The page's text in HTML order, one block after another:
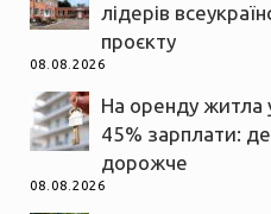
лідерів
проєкту
08.08.2026
На оренду житла
45% зарплати:
дорожче
08.08.2026